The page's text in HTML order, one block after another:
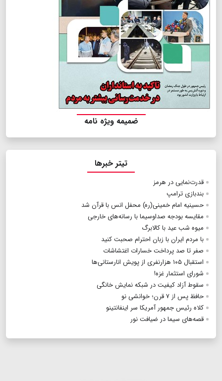
ضمیمه ویژه نامه
تیتر خبرها
قدرت‌نمایی در هرمز
بندبازی ترامپ
حسینیه امام خمینی(ره) محفل انس با قرآن شد
مقایسه بودجه صداوسیما با رسانه‌های خارجی
میوه شب عید با کالابرگ
با مردم ایران با زبان احترام صحبت کنید
صفر تا صد پرداخت خسارات اغتشاشات
استقبال ۱۰۵ هزارنفری از پویش انارستانی‌ها
شورای استثمار غزه!
سقوط آزاد کیفیت در شبکه نمایش خانگی
حافظ پس از ۷ قرن؛ خوانشی نو
کلاه رئیس جمهور آمریکا سر اینفانتینو
قصه‌های سیما در ضیافت نور